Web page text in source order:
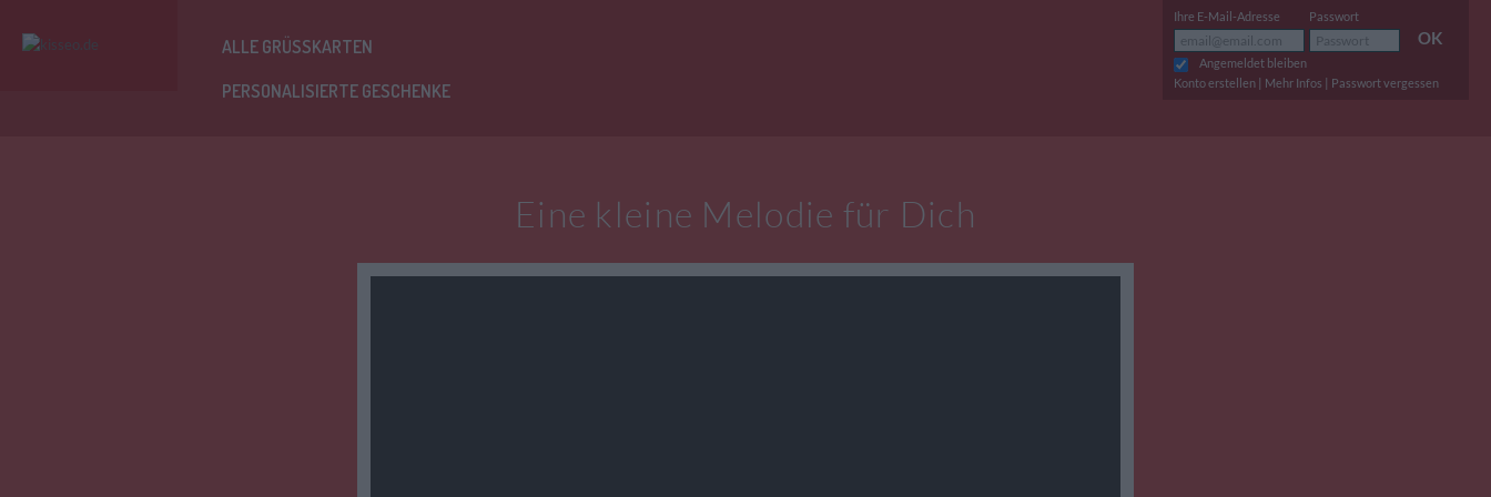
ALLE GRÜSSKARTEN
PERSONALISIERTE GESCHENKE
Ihre E-Mail-Adresse Passwort
OK
Angemeldet bleiben
Konto erstellen | Mehr Infos | Passwort vergessen
Eine kleine Melodie für Dich